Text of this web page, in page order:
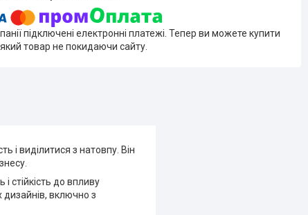
підключені електронні платежі. Тепер ви можете купити
товар не покидаючи сайту.
і виділитися з натовпу. Він
стійкість до впливу
дизайнів, включно з